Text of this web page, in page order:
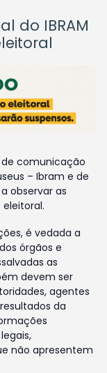
do IBRAM
de comunicação
– Ibram e de
observar as
é vedada a
órgãos e
as
devem ser
agentes
da
não apresentem